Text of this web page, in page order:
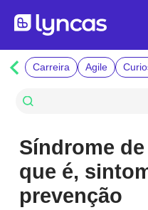
Carreira Agile
Síndrome
que é,
prevenção